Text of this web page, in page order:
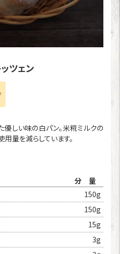
ツェン
しい味の白パン。米糀ミルクの
量を減らしています。
分 量
150g
150g
15g
3g